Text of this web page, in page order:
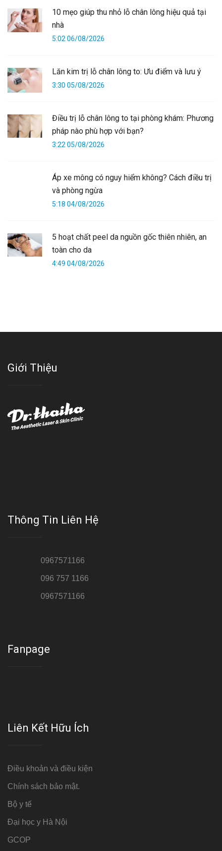
10 mẹo giúp thu nhỏ lỗ chân lông hiệu quả tại
nhà
5:02 06/08/2026
Lăn kim trị lỗ chân lông to: Ưu điểm và lưu ý
3:30 05/08/2026
Điều trị lỗ chân lông to tại phòng khám: Phương
pháp nào phù hợp với bạn?
3:22 05/08/2026
Áp xe mông có nguy hiểm không? Cách điều trị
và phòng ngừa
5:18 04/08/2026
5 hoạt chất peel da nguồn gốc thiên nhiên, an
toàn cho da
4:49 04/08/2026
Giới Thiệu
Thông Tin Liên Hệ
0967571166
096 757 1166
0967571166
Fanpage
Liên Kết Hữu Ích
Điều khoản và điều kiện
Chính sách bảo mật.
Bộ y tế
Đại học y Hà Nội
GCOP